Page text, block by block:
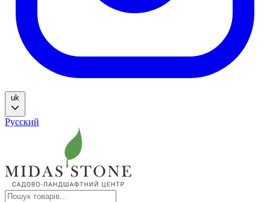
uk
Русский